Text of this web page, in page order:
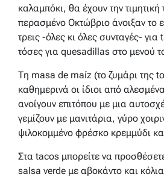
καλαμπόκι, θα έχουν την τιμητική
περασμένο Οκτώβριο άνοιξαν το
τρεις -όλες κι όλες συνταγές- για
τόσες για quesadillas στο μενού
Τη masa de maíz (το ζυμάρι της
καθημερινά οι ίδιοι από
ανοίγουν επιτόπου με μια
γεμίζουν με μανιτάρια, γύρο
ψιλοκομμένο φρέσκο κρεμμύδι
Στα tacos μπορείτε να
salsa verde με αβοκάντο και